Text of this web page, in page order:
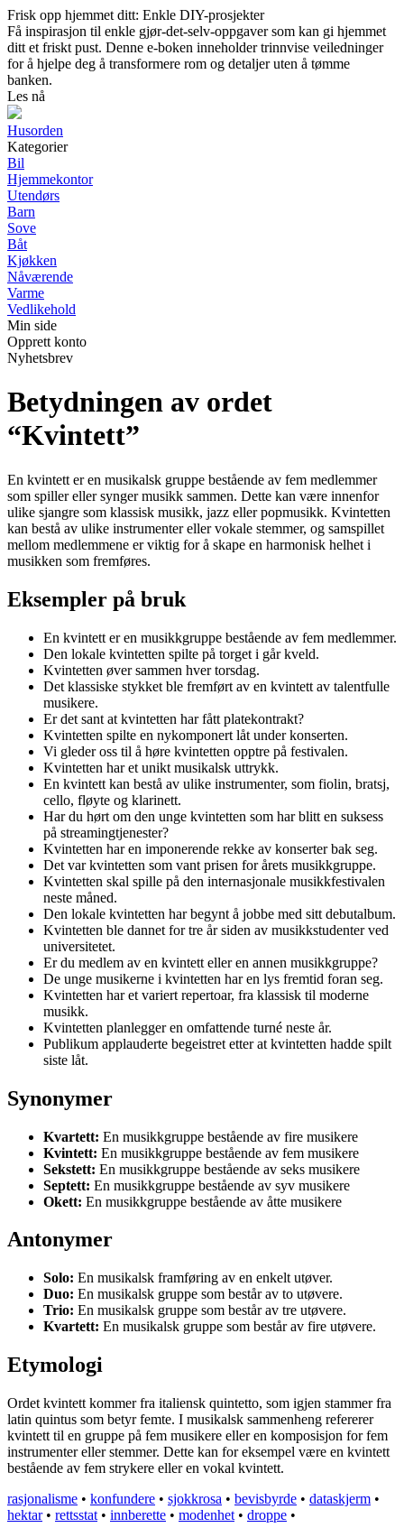
Frisk opp hjemmet ditt: Enkle DIY-prosjekter
Få inspirasjon til enkle gjør-det-selv-oppgaver som kan gi hjemmet
ditt et friskt pust. Denne e-boken inneholder trinnvise veiledninger
for å hjelpe deg å transformere rom og detaljer uten å tømme
banken.
Les nå
Husorden
Kategorier
Bil
Hjemmekontor
Utendørs
Barn
Sove
Båt
Kjøkken
Nåværende
Varme
Vedlikehold
Min side
Opprett konto
Nyhetsbrev
Betydningen av ordet
“Kvintett”
En kvintett er en musikalsk gruppe bestående av fem medlemmer
som spiller eller synger musikk sammen. Dette kan være innenfor
ulike sjangre som klassisk musikk, jazz eller popmusikk. Kvintetten
kan bestå av ulike instrumenter eller vokale stemmer, og samspillet
mellom medlemmene er viktig for å skape en harmonisk helhet i
musikken som fremføres.
Eksempler på bruk
En kvintett er en musikkgruppe bestående av fem medlemmer.
Den lokale kvintetten spilte på torget i går kveld.
Kvintetten øver sammen hver torsdag.
Det klassiske stykket ble fremført av en kvintett av talentfulle
musikere.
Er det sant at kvintetten har fått platekontrakt?
Kvintetten spilte en nykomponert låt under konserten.
Vi gleder oss til å høre kvintetten opptre på festivalen.
Kvintetten har et unikt musikalsk uttrykk.
En kvintett kan bestå av ulike instrumenter, som fiolin, bratsj,
cello, fløyte og klarinett.
Har du hørt om den unge kvintetten som har blitt en suksess
på streamingtjenester?
Kvintetten har en imponerende rekke av konserter bak seg.
Det var kvintetten som vant prisen for årets musikkgruppe.
Kvintetten skal spille på den internasjonale musikkfestivalen
neste måned.
Den lokale kvintetten har begynt å jobbe med sitt debutalbum.
Kvintetten ble dannet for tre år siden av musikkstudenter ved
universitetet.
Er du medlem av en kvintett eller en annen musikkgruppe?
De unge musikerne i kvintetten har en lys fremtid foran seg.
Kvintetten har et variert repertoar, fra klassisk til moderne
musikk.
Kvintetten planlegger en omfattende turné neste år.
Publikum applauderte begeistret etter at kvintetten hadde spilt
siste låt.
Synonymer
Kvartett: En musikkgruppe bestående av fire musikere
Kvintett: En musikkgruppe bestående av fem musikere
Sekstett: En musikkgruppe bestående av seks musikere
Septett: En musikkgruppe bestående av syv musikere
Okett: En musikkgruppe bestående av åtte musikere
Antonymer
Solo: En musikalsk framføring av en enkelt utøver.
Duo: En musikalsk gruppe som består av to utøvere.
Trio: En musikalsk gruppe som består av tre utøvere.
Kvartett: En musikalsk gruppe som består av fire utøvere.
Etymologi
Ordet kvintett kommer fra italiensk quintetto, som igjen stammer fra
latin quintus som betyr femte. I musikalsk sammenheng refererer
kvintett til en gruppe på fem musikere eller en komposisjon for fem
instrumenter eller stemmer. Dette kan for eksempel være en kvintett
bestående av fem strykere eller en vokal kvintett.
rasjonalisme • konfundere • sjokkrosa • bevisbyrde • dataskjerm •
hektar• rettsstat • innberette • modenhet • droppe •